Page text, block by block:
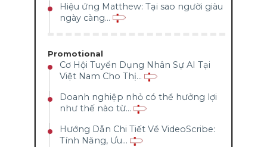
Hiệu ứng Matthew: Tại sao người giàu
ngày càng...
Promotional
Cơ Hội Tuyển Dụng Nhân Sự AI Tại
Việt Nam Cho Thị...
Doanh nghiệp nhỏ có thể hưởng lợi
như thế nào từ...
Hướng Dẫn Chi Tiết Về VideoScribe:
Tính Năng, Ưu...